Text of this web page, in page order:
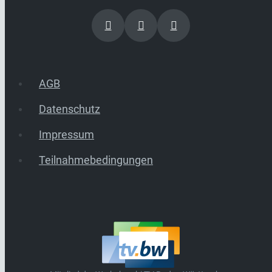
AGB
Datenschutz
Impressum
Teilnahmebedingungen